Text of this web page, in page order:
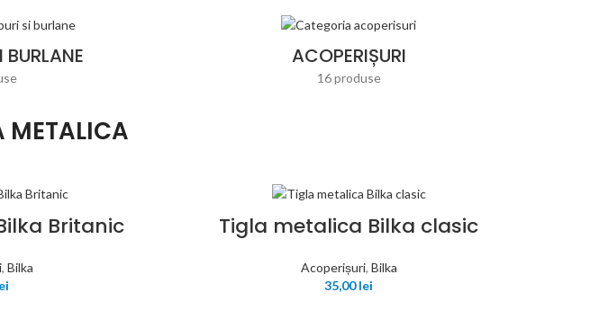
ACOPERIȘURI
16 produse
METALICA
Britanic
, Bilka
Tigla metalica Bilka clasic
Acoperișuri, Bilka
35,00lei